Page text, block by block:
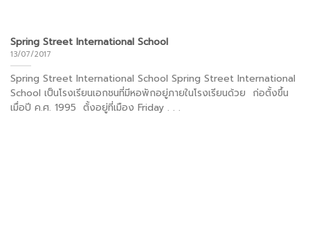
Spring Street International School
13/07/2017
Spring Street International School Spring Street International
School เป็นโรงเรียนเอกชนที่มีหอพักอยู่ภายในโรงเรียนด้วย ก่อตั้งขึ้น
เมื่อปี ค.ศ. 1995 ตั้งอยู่ที่เมือง Friday . . .